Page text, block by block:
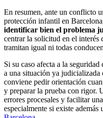
En resumen, ante un conflicto
protección infantil en
identificar bien el problema
centrar la solicitud en el interés
tramitan igual ni todas
Si su caso afecta a la
a una situación ya judicializada
conviene pedir orientación
y preparar la prueba con rigor.
errores procesales y facilitar
especialmente si existe además